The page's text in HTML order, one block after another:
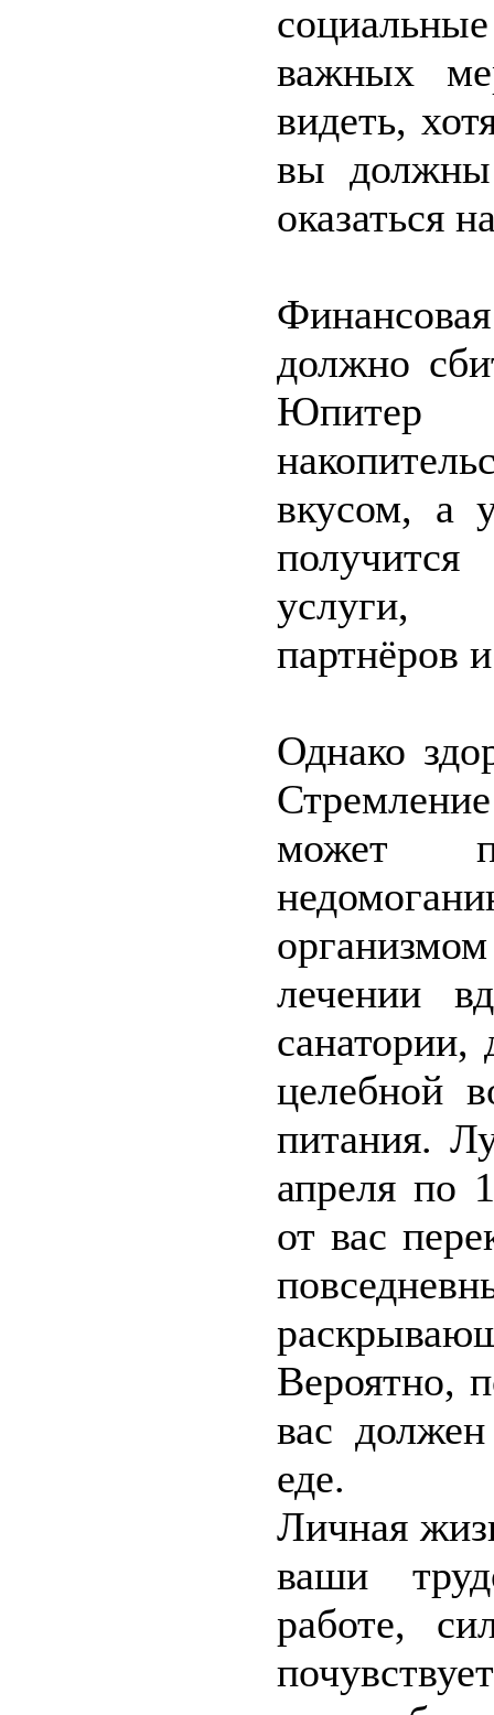
важных
видеть,
вы должны
оказаться
должно
Юпитер
вкусом, а
услуги,
партнёров
Однако
может
лечении
целебной
питания.
апреля по
от вас
Вероятно,
вас
еде.
Личная
ваши
работе,